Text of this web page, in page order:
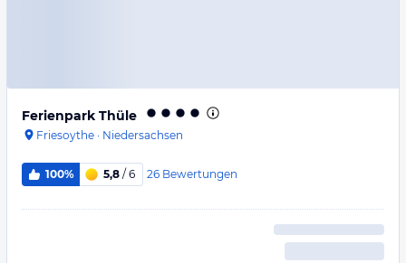
Ferienpark Thüle
Friesoythe · Niedersachsen
100% 5,8 / 6 26 Bewertungen